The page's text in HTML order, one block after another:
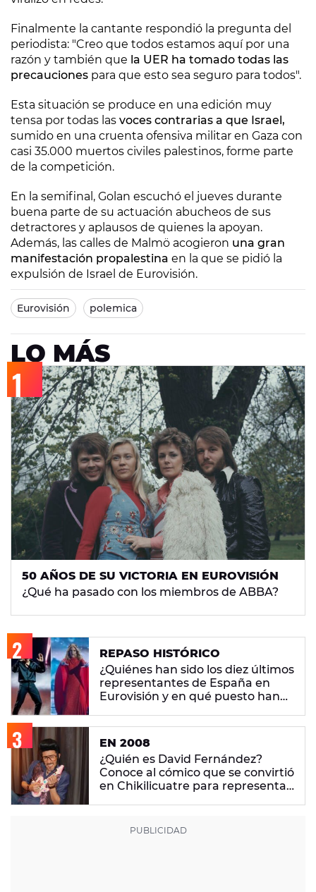
Finalmente la cantante respondió la pregunta del
periodista: "Creo que todos estamos aquí por una
razón y también que la UER ha tomado todas las
precauciones para que esto sea seguro para todos".
Esta situación se produce en una edición muy
tensa por todas las voces contrarias a que Israel,
sumido en una cruenta ofensiva militar en Gaza con
casi 35.000 muertos civiles palestinos, forme parte
de la competición.
En la semifinal, Golan escuchó el jueves durante
buena parte de su actuación abucheos de sus
detractores y aplausos de quienes la apoyan.
Además, las calles de Malmö acogieron una gran
manifestación propalestina en la que se pidió la
expulsión de Israel de Eurovisión.
Eurovisión polemica
LO MÁS
50 AÑOS DE SU VICTORIA EN EUROVISIÓN
¿Qué ha pasado con los miembros de ABBA?
REPASO HISTÓRICO
¿Quiénes han sido los diez últimos
representantes de España en
Eurovisión y en qué puesto han
EN 2008
¿Quién es David Fernández?
Conoce al cómico que se convirtió
en Chikilicuatre para representar